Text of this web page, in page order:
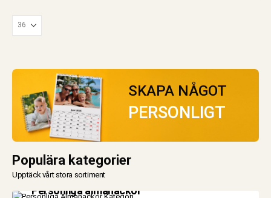
SKAPA NÅGOT
PERSONLIGT
Populära kategorier
Upptäck vårt stora sortiment
Personliga almanackor